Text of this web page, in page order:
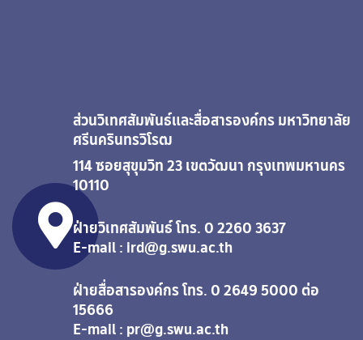
ส่วนวิเทศสัมพันธ์และสื่อสารองค์กร มหาวิทยาลัย
ศรีนครินทรวิโรฒ
114 ซอยสุขุมวิท 23 เขตวัฒนา กรุงเทพมหานคร
10110
ฝ่ายวิเทศสัมพันธ์ โทร. 0 2260 3637
E-mail : ird@g.swu.ac.th
ฝ่ายสื่อสารองค์กร โทร. 0 2649 5000 ต่อ
15666
E-mail : pr@g.swu.ac.th